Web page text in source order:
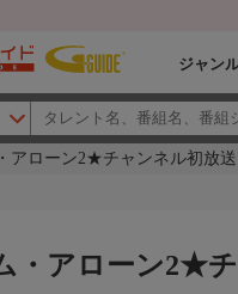
ジャン
アローン2★チャンネル初放
・アローン2★